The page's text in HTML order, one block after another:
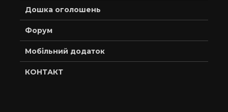
Дошка оголошень
Форум
Мобільний додаток
КОНТАКТ